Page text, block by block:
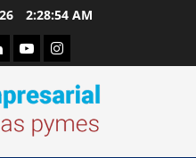
2:28:55 AM
YoutubeInstagram